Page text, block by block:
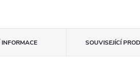
SOUVISEJÍCÍ